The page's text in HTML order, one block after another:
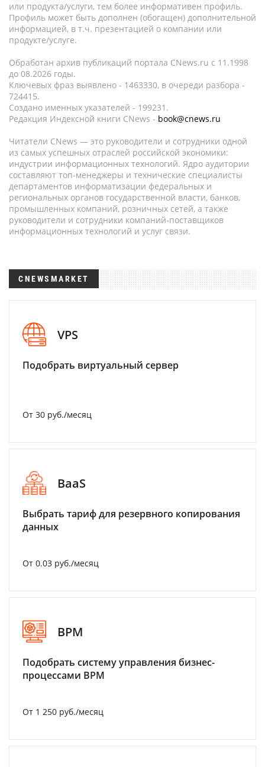
или продукта/услуги, тем более информативен профиль.
Профиль может быть дополнен (обогащен) дополнительной
информацией, в т.ч. презентацией о компании или
продукте/услуге.
Обработан архив публикаций портала CNews.ru c 11.1998
до 08.2026 годы.
Ключевых фраз выявлено - 1463330, в очереди разбора -
724415.
Создано именных указателей - 199231.
Редакция Индексной книги CNews - book@cnews.ru
Читатели CNews — это руководители и сотрудники одной
из самых успешных отраслей российской экономики:
индустрии информационных технологий. Ядро аудитории
составляют топ-менеджеры и технические специалисты
департаментов информатизации федеральных и
региональных органов государственной власти, банков,
промышленных компаний, розничных сетей, а также
руководители и сотрудники компаний-поставщиков
информационных технологий и услуг связи.
CNEWSMARKET
VPS
Подобрать виртуальный сервер
От 30 руб./месяц
BaaS
Выбрать тариф для резервного копирования
данных
От 0.03 руб./месяц
BPM
Подобрать систему управления бизнес-
процессами BPM
От 1 250 руб./месяц